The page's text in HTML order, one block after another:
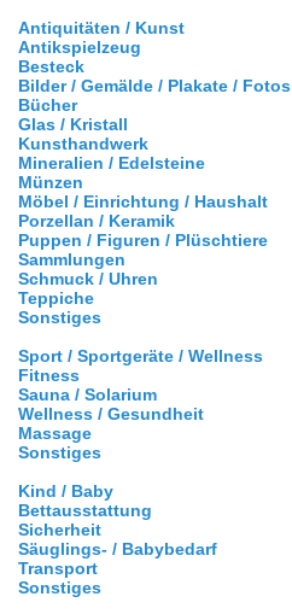
Antiquitäten / Kunst
Antikspielzeug
Besteck
Bilder / Gemälde / Plakate / Fotos
Bücher
Glas / Kristall
Kunsthandwerk
Mineralien / Edelsteine
Münzen
Möbel / Einrichtung / Haushalt
Porzellan / Keramik
Puppen / Figuren / Plüschtiere
Sammlungen
Schmuck / Uhren
Teppiche
Sonstiges
Sport / Sportgeräte / Wellness
Fitness
Sauna / Solarium
Wellness / Gesundheit
Massage
Sonstiges
Kind / Baby
Bettausstattung
Sicherheit
Säuglings- / Babybedarf
Transport
Sonstiges